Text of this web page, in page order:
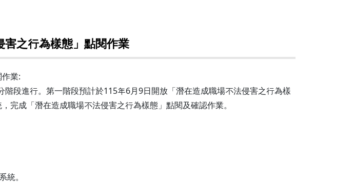
之行為樣態」點閱作業
業:
段進行。第一階段預計於115年6月9日開放「潛在造成職場不法侵害之行為樣
成「潛在造成職場不法侵害之行為樣態」點閱及確認作業。
。